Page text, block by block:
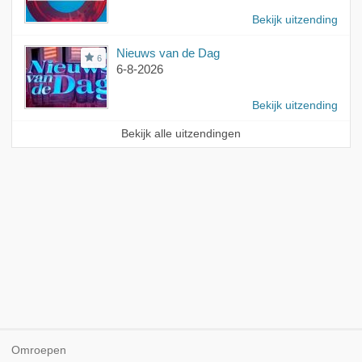
Bekijk uitzending
6
Nieuws van de Dag
6-8-2026
Bekijk uitzending
Bekijk alle uitzendingen
Omroepen